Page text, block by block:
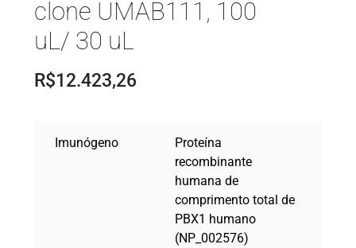
clone UMAB111, 100
uL/ 30 uL
R$12.423,26
Imunógeno
Proteína
recombinante
humana de
comprimento total de
PBX1 humano
(NP_002576)